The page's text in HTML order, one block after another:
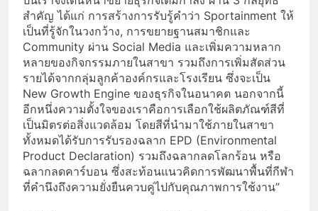
สำคัญ ได้แก่ การสร้างการรับรู้คำว่า Sportainment ให้
เป็นที่รู้จักในวงกว้าง, การขยายฐานสมาชิกและ
Community ผ่าน Social Media และเพิ่มความหลาก
หลายของกิจกรรมภายในสาขา รวมถึงการเพิ่มสัดส่วน
รายได้จากกลุ่มลูกค้าองค์กรและโรงเรียน ซึ่งจะเป็น
New Growth Engine ของธุรกิจในอนาคต นอกจากนี้
อีกหนึ่งความตั้งใจของเราคือการเลือกใช้ผลิตภัณฑ์สีที่
เป็นมิตรต่อสิ่งแวดล้อม โดยสีที่นำมาใช้ภายในสาขา
ทั้งหมดได้รับการรับรองฉลาก EPD (Environmental
Product Declaration) รวมถึงฉลากลดโลกร้อน หรือ
ฉลากลดคาร์บอน ซึ่งสะท้อนแนวคิดการพัฒนาพื้นที่กีฬา
ที่คำนึงถึงความยั่งยืนควบคู่ไปกับคุณภาพการใช้งาน”